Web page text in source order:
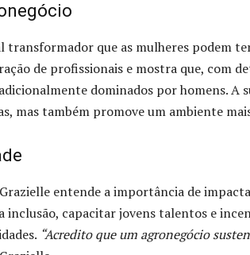
que as mulheres podem
de profissionais e mostra que, com
dominados por homens. A
mas também promove um ambiente
entende a importância de
inclusão, capacitar jovens talentos e
“Acredito que um agronegócio